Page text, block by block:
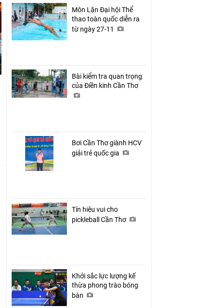
Môn Lặn Đại hội Thể
thao toàn quốc diễn ra
từ ngày 27-11
Bài kiểm tra quan trọng
của Điền kinh Cần Thơ
Bơi Cần Thơ giành HCV
giải trẻ quốc gia
Tín hiệu vui cho
pickleball Cần Thơ
Khởi sắc lực lượng kế
thừa phong trào bóng
bàn